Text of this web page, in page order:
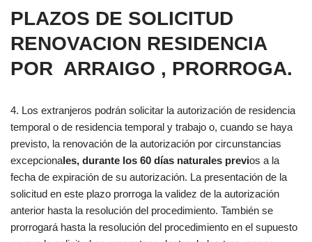
PLAZOS DE SOLICITUD
RENOVACION RESIDENCIA
POR ARRAIGO , PRORROGA.
4. Los extranjeros podrán solicitar la autorización de residencia
temporal o de residencia temporal y trabajo o, cuando se haya
previsto, la renovación de la autorización por circunstancias
excepcionales, durante los 60 días naturales previos a la
fecha de expiración de su autorización. La presentación de la
solicitud en este plazo prorroga la validez de la autorización
anterior hasta la resolución del procedimiento. También se
prorrogará hasta la resolución del procedimiento en el supuesto